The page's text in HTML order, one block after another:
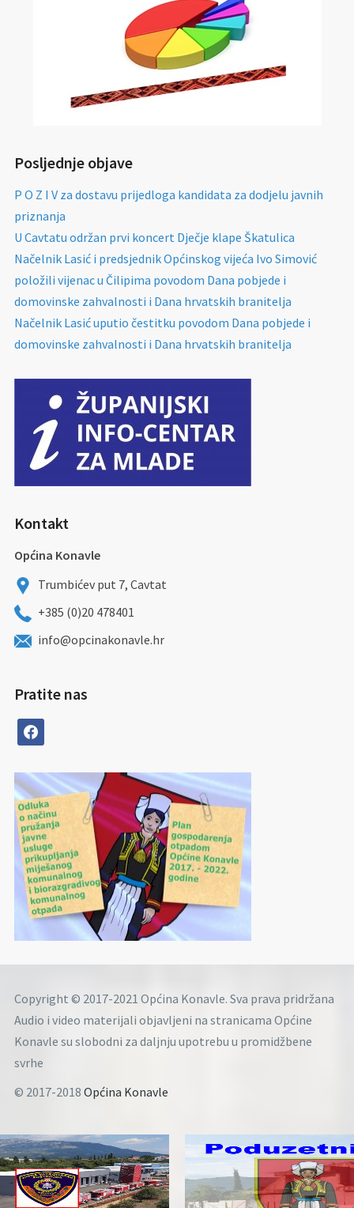
Posljednje objave
P O Z I V za dostavu prijedloga kandidata za dodjelu javnih
priznanja
U Cavtatu održan prvi koncert Dječje klape Škatulica
Načelnik Lasić i predsjednik Općinskog vijeća Ivo Simović
položili vijenac u Čilipima povodom Dana pobjede i
domovinske zahvalnosti i Dana hrvatskih branitelja
Načelnik Lasić uputio čestitku povodom Dana pobjede i
domovinske zahvalnosti i Dana hrvatskih branitelja
Kontakt
Općina Konavle
Trumbićev put 7, Cavtat
+385 (0)20 478401
info@opcinakonavle.hr
Pratite nas
facebook
Copyright © 2017-2021 Općina Konavle. Sva prava pridržana
Audio i video materijali objavljeni na stranicama Općine
Konavle su slobodni za daljnju upotrebu u promidžbene
svrhe
© 2017-2018 Općina Konavle